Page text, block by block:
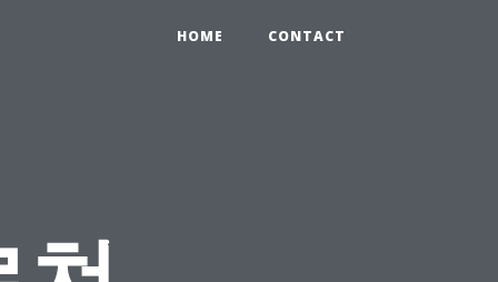
HOME CONTACT